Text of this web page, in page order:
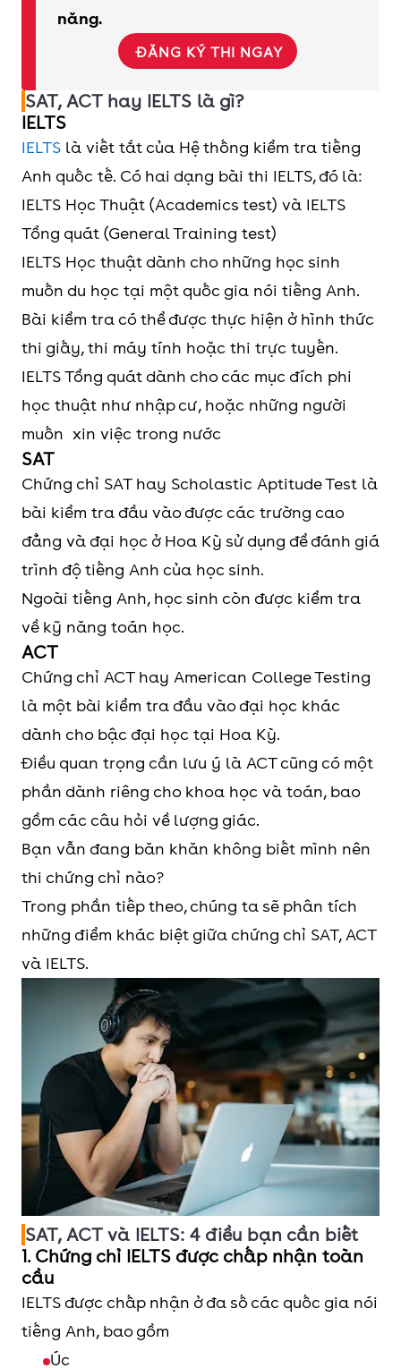
năng.
ĐĂNG KÝ THI NGAY
SAT, ACT hay IELTS là gì?
IELTS
IELTS là viết tắt của Hệ thống kiểm tra tiếng
Anh quốc tế. Có hai dạng bài thi IELTS, đó là:
IELTS Học Thuật (Academics test) và IELTS
Tổng quát (General Training test)
IELTS Học thuật dành cho những học sinh
muốn du học tại một quốc gia nói tiếng Anh.
Bài kiểm tra có thể được thực hiện ở hình thức
thi giấy, thi máy tính hoặc thi trực tuyến.
IELTS Tổng quát dành cho các mục đích phi
học thuật như nhập cư, hoặc những người
muốn xin việc trong nước
SAT
Chứng chỉ SAT hay Scholastic Aptitude Test là
bài kiểm tra đầu vào được các trường cao
đẳng và đại học ở Hoa Kỳ sử dụng để đánh giá
trình độ tiếng Anh của học sinh.
Ngoài tiếng Anh, học sinh còn được kiểm tra
về kỹ năng toán học.
ACT
Chứng chỉ ACT hay American College Testing
là một bài kiểm tra đầu vào đại học khác
dành cho bậc đại học tại Hoa Kỳ.
Điều quan trọng cần lưu ý là ACT cũng có một
phần dành riêng cho khoa học và toán, bao
gồm các câu hỏi về lượng giác.
Bạn vẫn đang băn khăn không biết mình nên
thi chứng chỉ nào?
Trong phần tiếp theo, chúng ta sẽ phân tích
những điểm khác biệt giữa chứng chỉ SAT, ACT
và IELTS.
SAT, ACT và IELTS: 4 điều bạn cần biết
1. Chứng chỉ IELTS được chấp nhận toàn
cầu
IELTS được chấp nhận ở đa số các quốc gia nói
tiếng Anh, bao gồm
Úc